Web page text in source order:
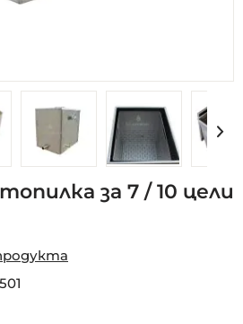
за 7 / 10 цели